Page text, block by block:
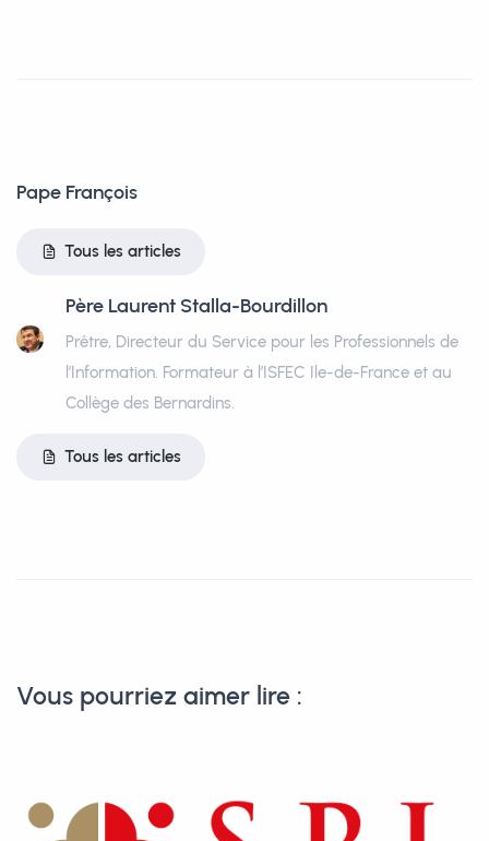
Pape François
Tous les articles
Père Laurent Stalla-Bourdillon
Prêtre, Directeur du Service pour les Professionnels de
l’Information. Formateur à l’ISFEC Ile-de-France et au
Collège des Bernardins.
Tous les articles
Vous pourriez aimer lire :